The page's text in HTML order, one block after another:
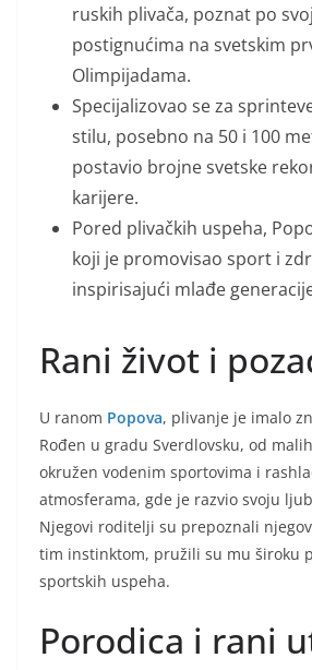
ruskih plivača, poznat po
postignućima na svetskim
Olimpijadama.
Specijalizovao se za
stilu, posebno na 50 i 100
postavio brojne svetske
karijere.
Pored plivačkih uspeha,
koji je promovisao sport i
inspirisajući mlađe
Rani život i
U ranom Popova, plivanje je imalo
Rođen u gradu Sverdlovsku, od
okružen vodenim sportovima i
atmosferama, gde je razvio svoju
Njegovi roditelji su prepoznali
tim instinktom, pružili su mu široku
sportskih uspeha.
Porodica i rani